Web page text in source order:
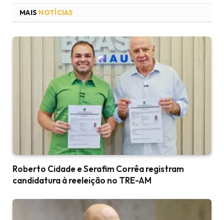
MAIS NOTÍCIAS
Roberto Cidade e Serafim Corrêa registram
candidatura à reeleição no TRE-AM